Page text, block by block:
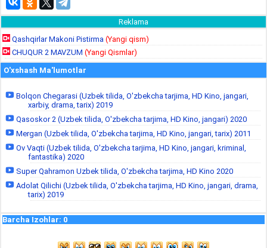
Reklama
Qashqirlar Makoni Pistirma (Yangi qism)
CHUQUR 2 MAVZUM (Yangi Qismlar)
O'xshash Ma'lumotlar
Bolqon Chegarasi (Uzbek tilida, O'zbekcha tarjima, HD Kino, jangari,
xarbiy, drama, tarix) 2019
Qasoskor 2 (Uzbek tilida, O'zbekcha tarjima, HD Kino, jangari) 2020
Mergan (Uzbek tilida, O'zbekcha tarjima, HD Kino, jangari, tarix) 2011
Ov Vaqti (Uzbek tilida, O'zbekcha tarjima, HD Kino, jangari, kriminal,
fantastika) 2020
Super Qahramon Uzbek tilida, O'zbekcha tarjima, HD Kino 2020
Adolat Qilichi (Uzbek tilida, O'zbekcha tarjima, HD Kino, jangari, drama,
tarix) 2019
Barcha Izohlar: 0